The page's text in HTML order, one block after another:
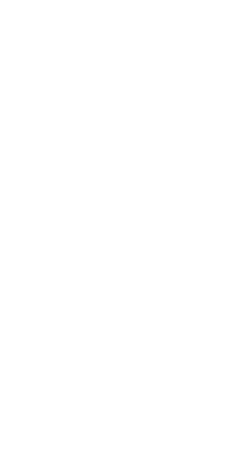
DES TENSIONS FEEL